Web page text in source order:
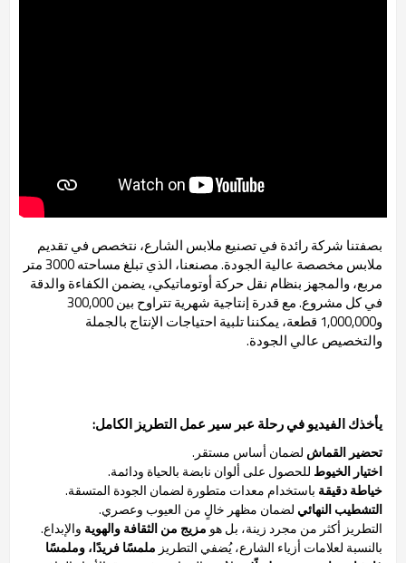
بصفتنا شركة رائدة في تصنيع ملابس الشارع، نتخصص في تقديم
ملابس مخصصة عالية الجودة. مصنعنا، الذي تبلغ مساحته 3000 متر
مربع، والمجهز بنظام نقل حركة أوتوماتيكي، يضمن الكفاءة والدقة
في كل مشروع. مع قدرة إنتاجية شهرية تتراوح بين 300,000
و1,000,000 قطعة، يمكننا تلبية احتياجات الإنتاج بالجملة
والتخصيص عالي الجودة.
يأخذك الفيديو في رحلة عبر سير عمل التطريز الكامل:
تحضير القماش لضمان أساس مستقر.
اختيار الخيوط للحصول على ألوان نابضة بالحياة ودائمة.
خياطة دقيقة باستخدام معدات متطورة لضمان الجودة المتسقة.
التشطيب النهائي لضمان مظهر خالٍ من العيوب وعصري.
التطريز أكثر من مجرد زينة، بل هو مزيج من الثقافة والهوية والإبداع.
بالنسبة لعلامات أزياء الشارع، يُضفي التطريز ملمسًا فريدًا، وملمسًا